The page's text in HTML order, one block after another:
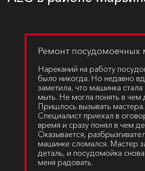
Ремонт посудомоечных
Нареканий на работу
было никогда. Но недавно
заметила, что машинка
мыть. Не могла понять в чем
Пришлось вызывать мастера.
Специалист приехал в
время и сразу понял в чем
Оказывается,
машинке сломался. Мастер
деталь, и посудомойка снова
меня радовать.